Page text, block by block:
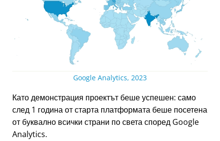
Google Analytics, 2023
Като демонстрация проектът беше успешен: само
след 1 година от старта платформата беше посетена
от буквално всички страни по света според Google
Analytics.